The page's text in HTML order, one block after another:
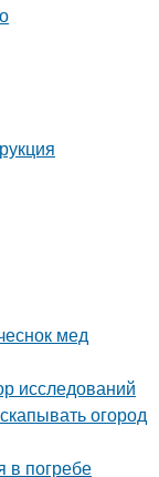
мед
исследований
огород
в погребе